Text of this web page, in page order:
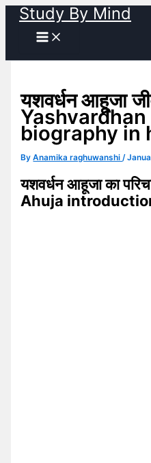
Skip
content
Study By Mind
यशवर्धन आहूजा
biography in
ByAnamika raghuwanshi/
यशवर्धन आहूजा का
Ahuja